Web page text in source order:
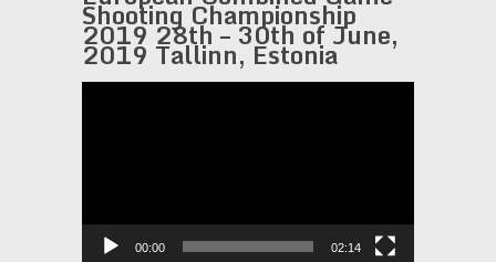
Shooting Championship
2019 28th – 30th of June,
2019 Tallinn, Estonia
00:00 02:14